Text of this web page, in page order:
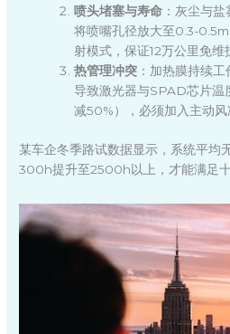
喷头堵塞与寿命 ：灰尘与
将喷嘴孔径放大至0.3-
射模式，保证12万公里免维
热管理冲突 ：加热膜持续
导致激光器与SPAD芯片温
减50%），必须加入主动风
某车企冬季路试数据显示，系统平均
300h提升至2500h以上，才能满足十